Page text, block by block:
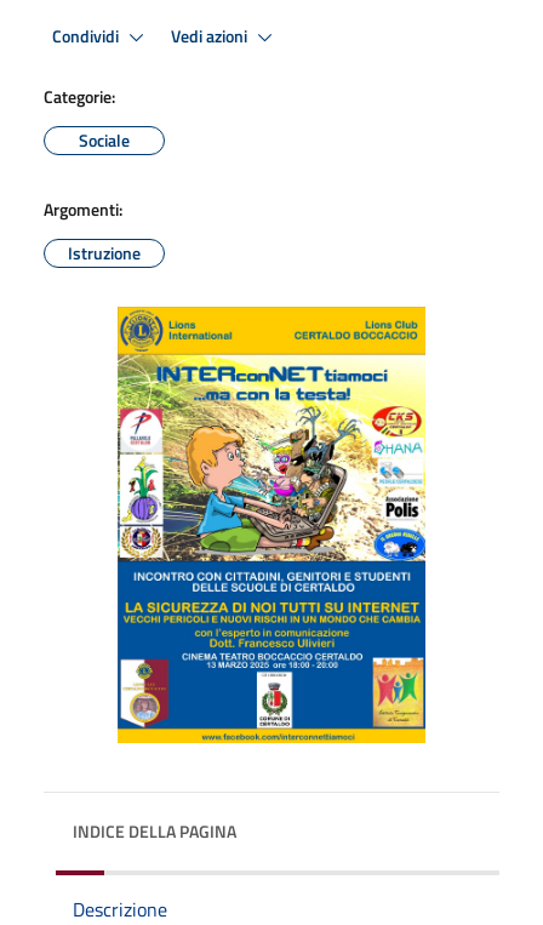
Condividi Vedi azioni
Categorie:
Sociale
Argomenti:
Istruzione
INDICE DELLA PAGINA
Descrizione